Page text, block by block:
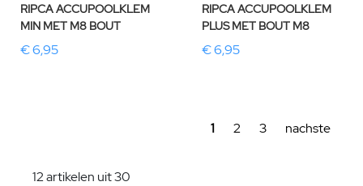
RIPCA ACCUPOOLKLEM
MIN MET M8 BOUT
€ 6,95
RIPCA ACCUPOOLKLEM
PLUS MET BOUT M8
€ 6,95
1 2 3 nachste
12 artikelen uit 30